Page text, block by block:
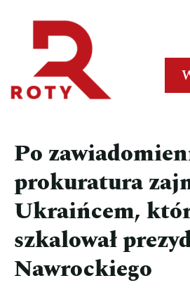
Po
prokuratura
Ukraińcem,
szkalował
Nawrockiego